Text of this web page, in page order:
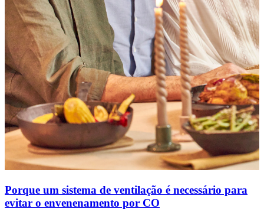
Porque um sistema de ventilação é necessário para
evitar o envenenamento por CO